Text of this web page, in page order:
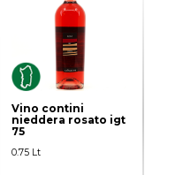
Vino contini
nieddera rosato igt
75
0.75 Lt